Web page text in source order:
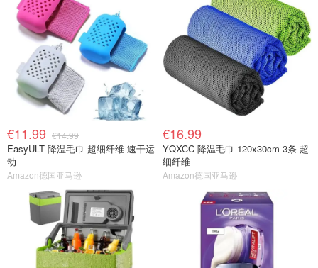
€11.99 €14.99
EasyULT 降温毛巾 超细纤维 速干运
动
Amazon德国亚马逊
€16.99
YQXCC 降温毛巾 120x30cm 3条 超
细纤维
Amazon德国亚马逊